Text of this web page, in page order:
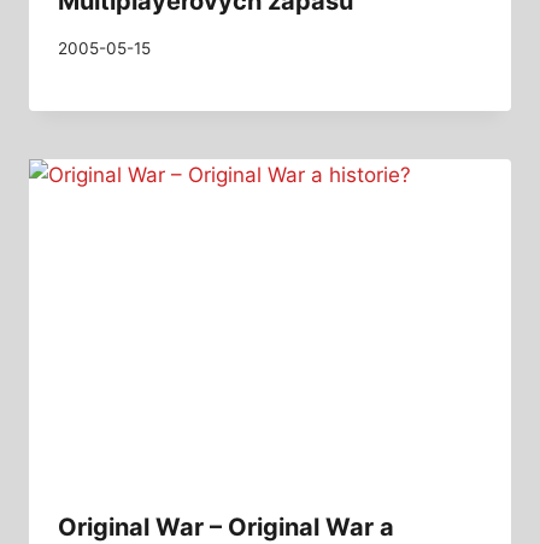
2005-05-15
Original War – Original War a